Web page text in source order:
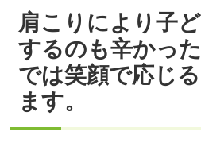
肩こりにより子
するのも辛かっ
では笑顔で応じ
ます。